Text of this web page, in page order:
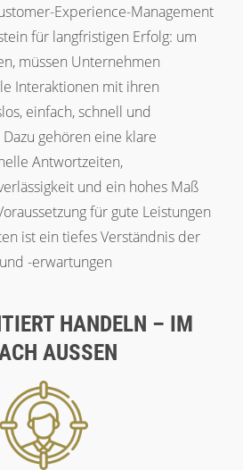
Experience-Management
für langfristigen Erfolg: um
müssen Unternehmen
Interaktionen mit ihren
einfach, schnell und
gehören eine klare
Antwortzeiten,
und ein hohes Maß
für gute Leistungen
ist ein tiefes Verständnis der
-erwartungen
HANDELN – IM
AUSSEN